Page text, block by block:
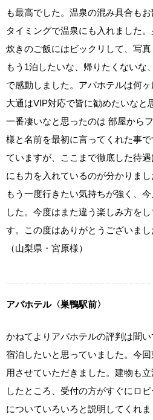
も最高でした。温泉の混み具合も
タイミングで温泉にも入れました
炊きのご飯にはビックリして、写真
もう1泊したいな、帰りたくないな
で感動しました。アパホテルは何
大通はVIP対応で皆に勧めたいなと
一番凄いなと思ったのは 部屋から
様と名前を最初に言ってくれた事
ていますが、ここまで徹底した待
にも力を入れているのが分かりま
もう一度行きたい気持ちが強く、
した。今度はまた違う楽しみ方を
す。この度はありがとうございまし
（山梨県・宮原様）
アパホテル〈巣鴨駅前〉
かねてよりアパホテルの評判は聞
宿泊したいと思っていました。今
用させていただきました。建物も
したところ、受付の方がすぐにロ
についていろいろと説明してくれ